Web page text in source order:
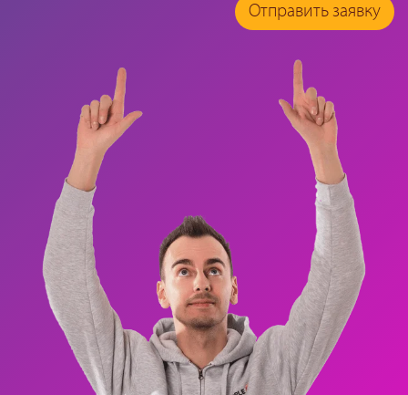
Отправить заявку